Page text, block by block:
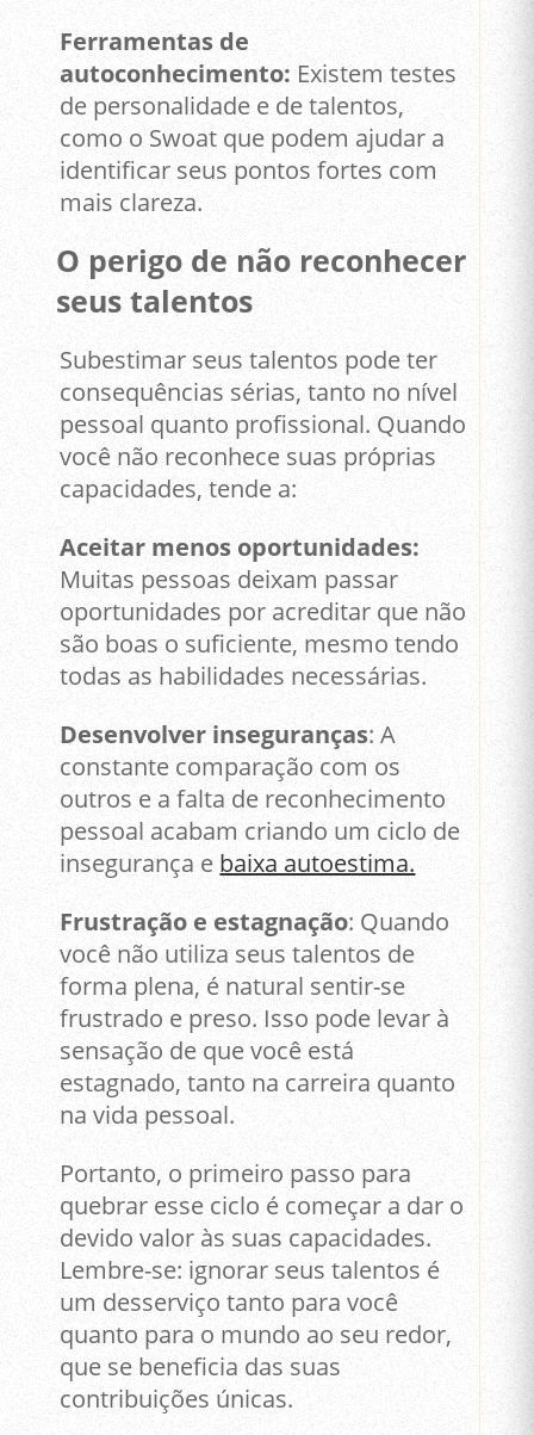
Ferramentas de
autoconhecimento: Existem testes
de personalidade e de talentos,
como o Swoat que podem ajudar a
identificar seus pontos fortes com
mais clareza.
O perigo de não reconhecer
seus talentos
Subestimar seus talentos pode ter
consequências sérias, tanto no nível
pessoal quanto profissional. Quando
você não reconhece suas próprias
capacidades, tende a:
Aceitar menos oportunidades:
Muitas pessoas deixam passar
oportunidades por acreditar que não
são boas o suficiente, mesmo tendo
todas as habilidades necessárias.
Desenvolver inseguranças: A
constante comparação com os
outros e a falta de reconhecimento
pessoal acabam criando um ciclo de
insegurança e baixa autoestima.
Frustração e estagnação: Quando
você não utiliza seus talentos de
forma plena, é natural sentir-se
frustrado e preso. Isso pode levar à
sensação de que você está
estagnado, tanto na carreira quanto
na vida pessoal.
Portanto, o primeiro passo para
quebrar esse ciclo é começar a dar o
devido valor às suas capacidades.
Lembre-se: ignorar seus talentos é
um desserviço tanto para você
quanto para o mundo ao seu redor,
que se beneficia das suas
contribuições únicas.